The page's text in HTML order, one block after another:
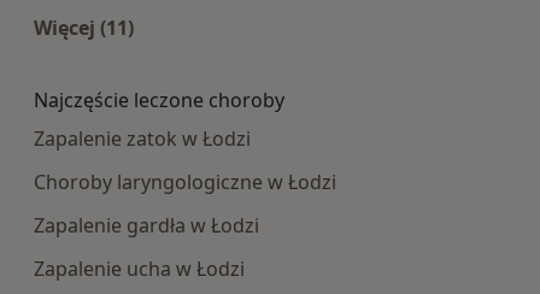
Więcej (11)
Najczęście leczone choroby
Zapalenie zatok w Łodzi
Choroby laryngologiczne w Łodzi
Zapalenie gardła w Łodzi
Zapalenie ucha w Łodzi